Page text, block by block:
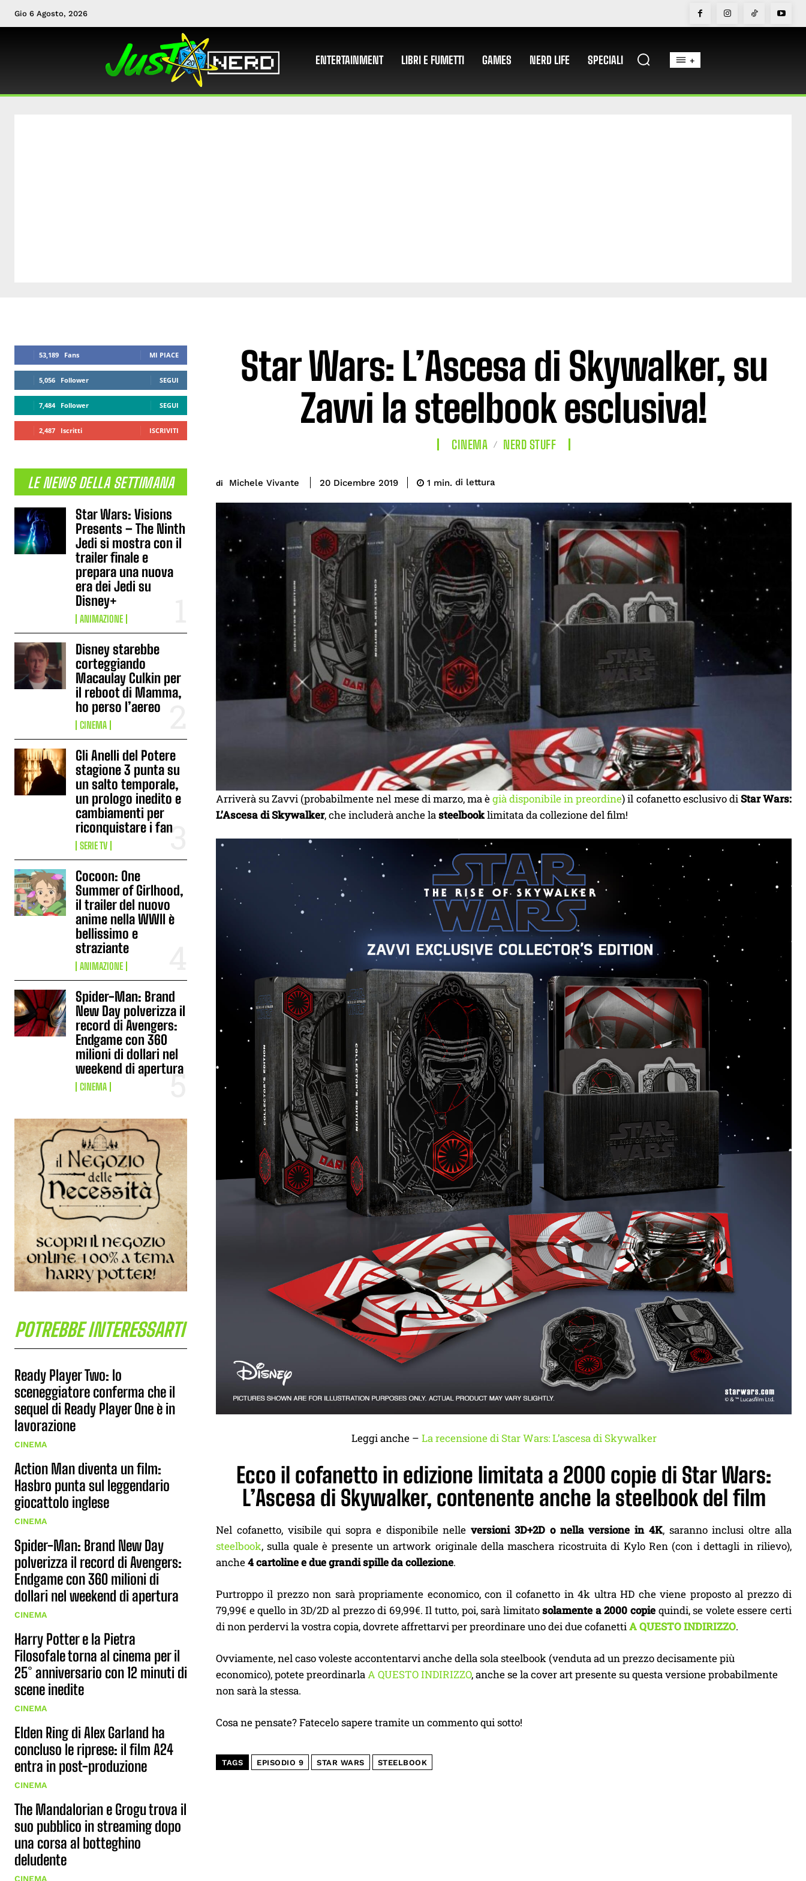
Gio 6 Agosto, 2026
ENTERTAINMENT LIBRI E FUMETTI GAMES NERD LIFE SPECIALI +
53,189 Fans MI PIACE
5,056 Follower SEGUI
7,484 Follower SEGUI
2,487 Iscritti ISCRIVITI
LE NEWS DELLA SETTIMANA
Star Wars: Visions
Presents – The Ninth
Jedi si mostra con il
trailer finale e
prepara una nuova
era dei Jedi su
Disney+
ANIMAZIONE
Disney starebbe
corteggiando
Macaulay Culkin per
il reboot di Mamma,
ho perso l’aereo
CINEMA
Gli Anelli del Potere
stagione 3 punta su
un salto temporale,
un prologo inedito e
cambiamenti per
riconquistare i fan
SERIE TV
Cocoon: One
Summer of Girlhood,
il trailer del nuovo
anime nella WWII è
bellissimo e
straziante
ANIMAZIONE
Spider-Man: Brand
New Day polverizza il
record di Avengers:
Endgame con 360
milioni di dollari nel
weekend di apertura
CINEMA
POTREBBE INTERESSARTI
Ready Player Two: lo
sceneggiatore conferma che il
sequel di Ready Player One è in
lavorazione
CINEMA
Action Man diventa un film:
Hasbro punta sul leggendario
giocattolo inglese
CINEMA
Spider-Man: Brand New Day
polverizza il record di Avengers:
Endgame con 360 milioni di
dollari nel weekend di apertura
CINEMA
Harry Potter e la Pietra
Filosofale torna al cinema per il
25° anniversario con 12 minuti di
scene inedite
CINEMA
Elden Ring di Alex Garland ha
concluso le riprese: il film A24
entra in post-produzione
CINEMA
The Mandalorian e Grogu trova il
suo pubblico in streaming dopo
una corsa al botteghino
deludente
CINEMA
Star Wars: L’Ascesa di Skywalker, su
Zavvi la steelbook esclusiva!
CINEMA NERD STUFF
di Michele Vivante 20 Dicembre 2019 1 min. di lettura
Arriverà su Zavvi (probabilmente nel mese di marzo, ma ègià disponibile in preordine) il cofanetto esclusivo diStar Wars:
L’Ascesa di Skywalker, che includerà anche lasteelbooklimitata da collezione del film!
Leggi anche – La recensione di Star Wars: L’ascesa di Skywalker
Ecco il cofanetto in edizione limitata a 2000 copie di Star Wars:
L’Ascesa di Skywalker, contenente anche la steelbook del film
Nel cofanetto, visibile qui sopra e disponibile nelleversioni 3D+2D o nella versione in 4K, saranno inclusi oltre alla
steelbook, sulla quale è presente un artwork originale della maschera ricostruita di Kylo Ren (con i dettagli in rilievo),
anche4 cartoline e due grandi spille da collezione.
Purtroppo il prezzo non sarà propriamente economico, con il cofanetto in 4k ultra HD che viene proposto al prezzo di
79,99€ e quello in 3D/2D al prezzo di 69,99€. Il tutto, poi, sarà limitatosolamente a 2000 copie quindi, se volete essere certi
di non perdervi la vostra copia, dovrete affrettarvi per preordinare uno dei due cofanettiA QUESTO INDIRIZZO.
Ovviamente, nel caso voleste accontentarvi anche della sola steelbook (venduta ad un prezzo decisamente più
economico), potete preordinarlaA QUESTO INDIRIZZO, anche se la cover art presente su questa versione probabilmente
non sarà la stessa.
Cosa ne pensate? Fatecelo sapere tramite un commento qui sotto!
TAGS EPISODIO 9 STAR WARS STEELBOOK